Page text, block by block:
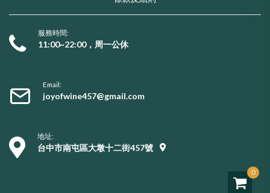
服務時間:
11:00~22:00，周一公休
Email:
joyofwine457@gmail.com
地址:
台中市南屯區大墩十二街457號
0